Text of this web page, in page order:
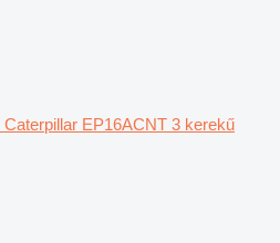
Caterpillar EP16ACNT 3 kerekű